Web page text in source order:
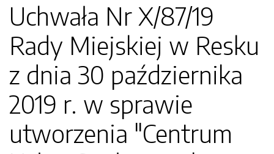
Uchwała Nr X/87/19
Rady Miejskiej w Resku
z dnia 30 października
2019 r. w sprawie
utworzenia "Centrum